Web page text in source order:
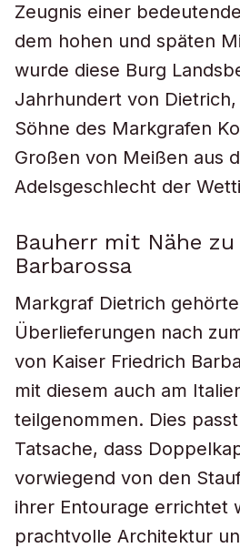
Zeugnis einer
dem hohen und späten
wurde diese Burg
Jahrhundert von
Söhne des Markgrafen
Großen von Meißen aus
Adelsgeschlecht der
Bauherr mit Nähe zu
Barbarossa
Markgraf Dietrich
Überlieferungen nach
von Kaiser Friedrich
mit diesem auch am
teilgenommen. Dies
Tatsache, dass
vorwiegend von den
ihrer Entourage errichtet
prachtvolle Architektur